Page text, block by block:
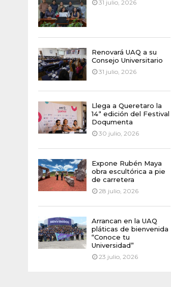
31 julio, 2026
Renovará UAQ a su
Consejo Universitario
31 julio, 2026
Llega a Queretaro la
14ª edición del Festival
Doqumenta
30 julio, 2026
Expone Rubén Maya
obra escultórica a pie
de carretera
28 julio, 2026
Arrancan en la UAQ
pláticas de bienvenida
“Conoce tu
Universidad”
23 julio, 2026